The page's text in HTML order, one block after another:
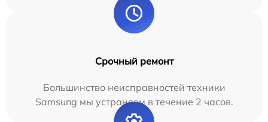
Срочный ремонт
Большинство неисправностей техники
Samsung мы устраняем в течение 2 часов.